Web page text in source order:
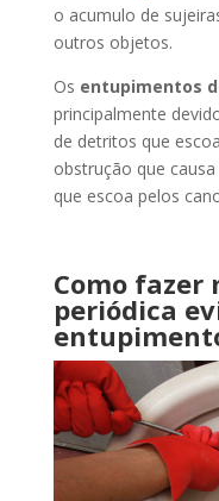
o acumulo de
outros objetos.
Os entupimentos
principalmente
de detritos que
obstrução que
que escoa pelos
Como fazer
periódica